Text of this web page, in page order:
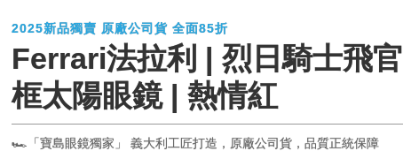
2025新品獨賣 原廠公司貨 全面85折
Ferrari法拉利 | 烈日騎士飛官
框太陽眼鏡 | 熱情紅
🏎️「寶島眼鏡獨家」 義大利工匠打造，原廠公司貨，品質正統保障